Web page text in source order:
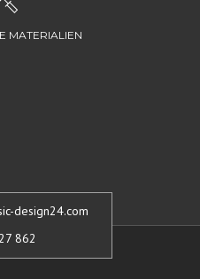
MATERIALIEN
design24.com
862